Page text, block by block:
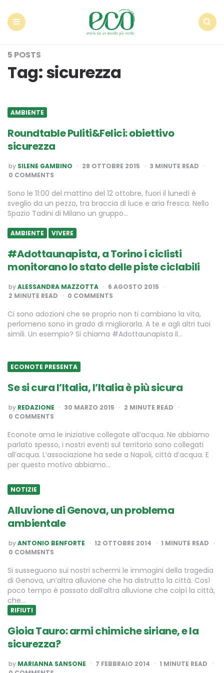
5 POSTS
Tag:sicurezza
AMBIENTE
Roundtable Puliti&Felici: obiettivo
sicurezza
POSTED
BY
by SILENE GAMBINO 28 OTTOBRE 2015 3 MINUTE READ
0 COMMENTS
Sono le 11:00 del mattino del 12 ottobre, fuori il lunedì è
sveglio da un pezzo, tra braccia di luce e aria fresca. Nello
Spazio Tadini di Milano un gruppo…
AMBIENTE VIVERE
#Adottaunapista, a Torino i ciclisti
monitorano lo stato delle piste ciclabili
POSTED
BY
byALESSANDRA MAZZOTTA
6 AGOSTO 2015
2 MINUTE READ 0 COMMENTS
Ci sono adozioni che se proprio non ti cambiano la vita,
perlomeno sono in grado di migliorarla. A te e agli altri tuoi
simili. Un esempio? Si chiama #Adottaunapista il…
ECONOTE PRESENTA
Se si cura l’Italia, l’Italia è più sicura
POSTED
BY
by REDAZIONE 30 MARZO 2015 2 MINUTE READ
0 COMMENTS
Econote ama le iniziative collegate all’acqua. Ne abbiamo
parlato spesso, i nostri eventi sul territorio sono collegati
all’acqua. L’associazione ha sede a Napoli, città d’acqua. E
per questo motivo abbiamo…
NOTIZIE
Alluvione di Genova, un problema
ambientale
POSTED
BY
byANTONIO BENFORTE 12 OTTOBRE 2014 1 MINUTE READ
0 COMMENTS
Si susseguono sui nostri schermi le immagini della tragedia
di Genova, un’altra alluvione che ha distrutto la città. Così
poco tempo è passato dall’altra alluvione che colpì la città,
che…
RIFIUTI
Gioia Tauro: armi chimiche siriane, e la
sicurezza?
POSTED
BY
by MARIANNA SANSONE 7 FEBBRAIO 2014 1 MINUTE READ